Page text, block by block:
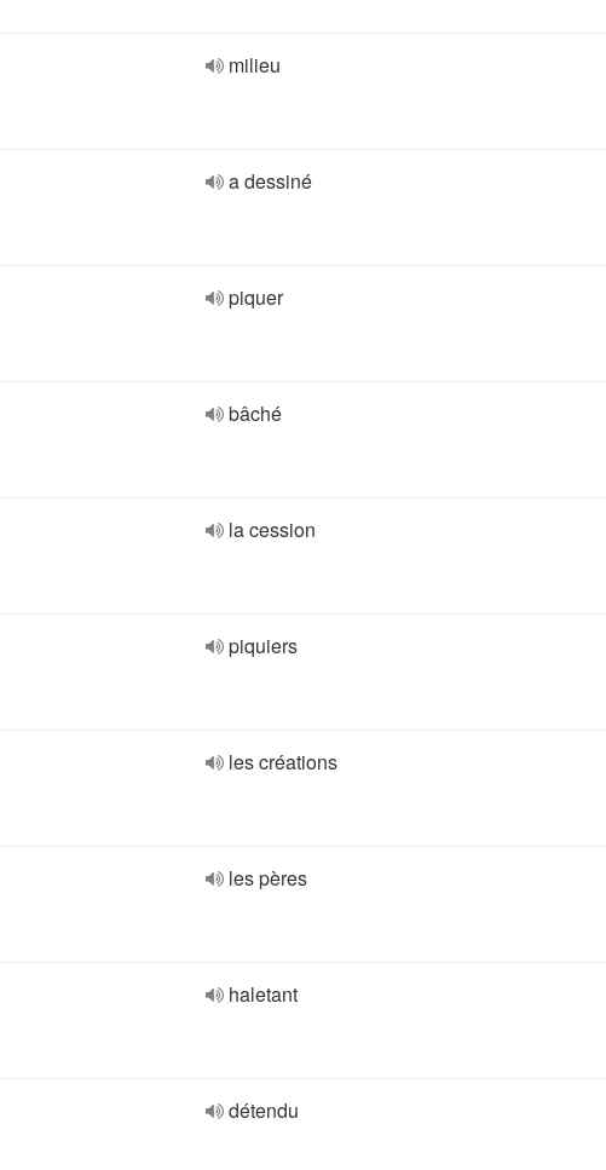
milieu
a dessiné
piquer
bâché
la cession
piquiers
les créations
les pères
haletant
détendu